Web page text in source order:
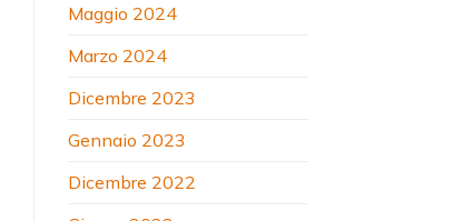
Maggio 2024
Marzo 2024
Dicembre 2023
Gennaio 2023
Dicembre 2022